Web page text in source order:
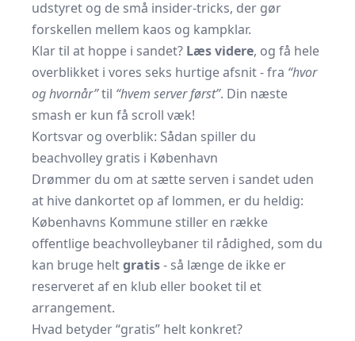
udstyret og de små insider-tricks, der gør
forskellen mellem kaos og kampklar.
Klar til at hoppe i sandet? Læs videre, og få hele
overblikket i vores seks hurtige afsnit - fra “hvor
og hvornår”til “hvem server først”. Din næste
smash er kun få scroll væk!
Kortsvar og overblik: Sådan spiller du
beachvolley gratis i København
Drømmer du om at sætte serven i sandet uden
at hive dankortet op af lommen, er du heldig:
Københavns Kommune stiller en række
offentlige beachvolleybaner til rådighed, som du
kan bruge heltgratis- så længe de ikke er
reserveret af en klub eller booket til et
arrangement.
Hvad betyder “gratis” helt konkret?